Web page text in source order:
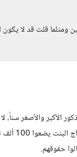
ومثلما قلت قد لا يكون
الأكبر والأصغر
اختلاف عمر ولا
حقوقهم.